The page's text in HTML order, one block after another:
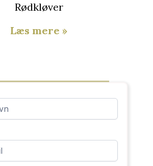
Rødkløver
Læs mere »